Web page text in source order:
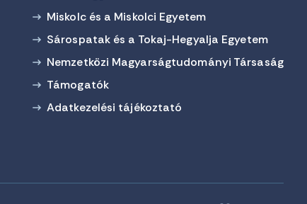
Miskolc és a Miskolci Egyetem
Sárospatak és a Tokaj-Hegyalja Egyetem
Nemzetközi Magyarságtudományi Társaság
Támogatók
Adatkezelési tájékoztató